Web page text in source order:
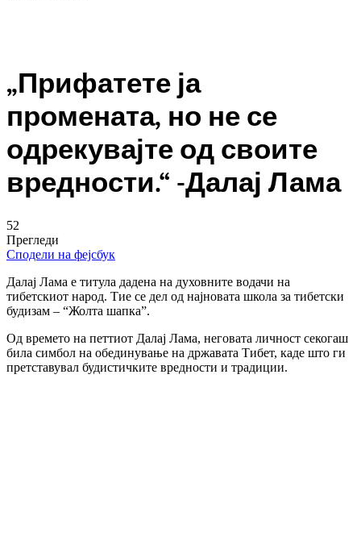
„Прифатете ја
промената, но не се
одрекувајте од своите
вредности.“ -Далај Лама
52
Прегледи
Сподели на фејсбук
Далај Лама е титула дадена на духовните водачи на
тибетскиот народ. Тие се дел од најновата школа за тибетски
будизам – “Жолта шапка”.
Од времето на петтиот Далај Лама, неговата личност секогаш
била симбол на обединување на државата Тибет, каде што ги
претставувал будистичките вредности и традиции.